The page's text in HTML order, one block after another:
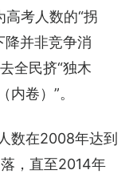
考人数的“拐
降并非竞争消
全民挤“独木
卷）”。
数在2008年达到
，直至2014年